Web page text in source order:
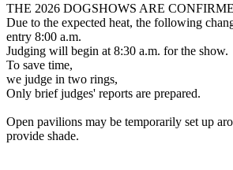
THE 2026 DOGSHOWS ARE
Due to the expected heat, the following
entry 8:00 a.m.
Judging will begin at 8:30 a.m. for the show.
To save time,
we judge in two rings,
Only brief judges' reports are prepared.
Open pavilions may be temporarily set up
provide shade.